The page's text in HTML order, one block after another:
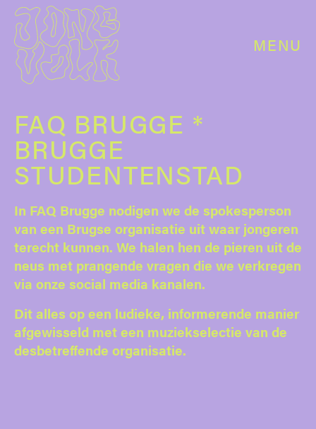
MENU
FAQ BRUGGE *
BRUGGE
STUDENTENSTAD
In FAQ Brugge nodigen we de spokesperson
van een Brugse organisatie uit waar jongeren
terecht kunnen. We halen hen de pieren uit de
neus met prangende vragen die we verkregen
via onze social media kanalen.
Dit alles op een ludieke, informerende manier
afgewisseld met een muziekselectie van de
desbetreffende organisatie.